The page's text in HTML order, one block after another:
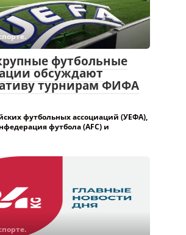
футбольные
обсуждают
турнирам ФИФА
футбольных ассоциаций (УЕФА),
футбола (AFC) и